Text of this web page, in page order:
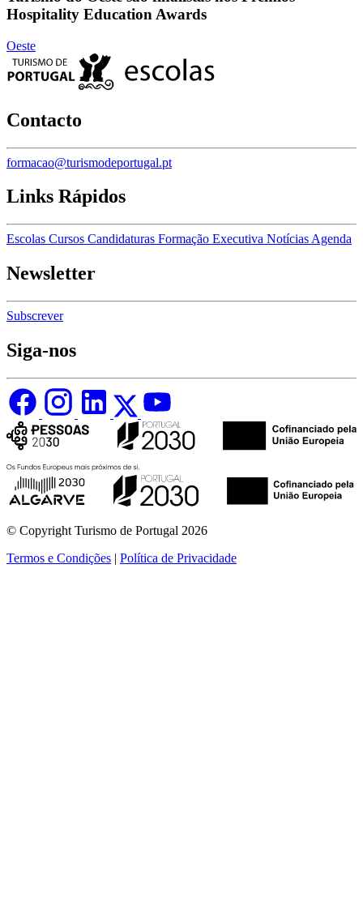
Hospitality Education Awards
Oeste
Contacto
formacao@turismodeportugal.pt
Links Rápidos
Escolas Cursos Candidaturas Formação Executiva Notícias Agenda
Newsletter
Subscrever
Siga-nos
© Copyright Turismo de Portugal 2026
Termos e Condições | Política de Privacidade